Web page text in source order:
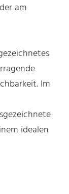
am
Im
idealen